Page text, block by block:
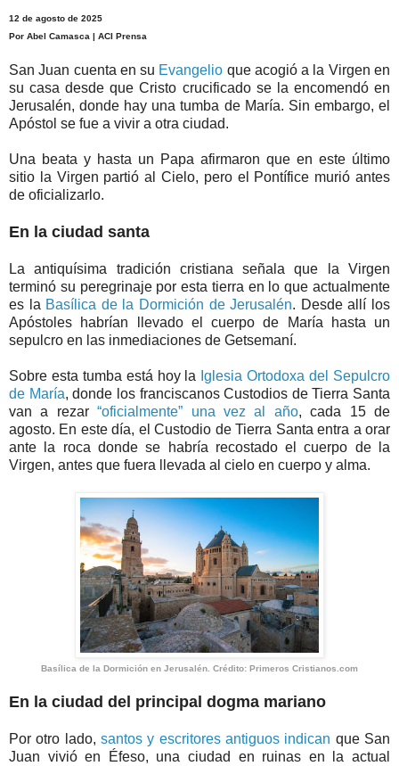
12 de agosto de 2025
Por Abel Camasca | ACI Prensa
San Juan cuenta en su Evangelio que acogió a la Virgen en
su casa desde que Cristo crucificado se la encomendó en
Jerusalén, donde hay una tumba de María. Sin embargo, el
Apóstol se fue a vivir a otra ciudad.
Una beata y hasta un Papa afirmaron que en este último
sitio la Virgen partió al Cielo, pero el Pontífice murió antes
de oficializarlo.
En la ciudad santa
La antiquísima tradición cristiana señala que la Virgen
terminó su peregrinaje por esta tierra en lo que actualmente
es la Basílica de la Dormición de Jerusalén. Desde allí los
Apóstoles habrían llevado el cuerpo de María hasta un
sepulcro en las inmediaciones de Getsemaní.
Sobre esta tumba está hoy la Iglesia Ortodoxa del Sepulcro
de María, donde los franciscanos Custodios de Tierra Santa
van a rezar“oficialmente” una vez al año, cada 15 de
agosto. En este día, el Custodio de Tierra Santa entra a orar
ante la roca donde se habría recostado el cuerpo de la
Virgen, antes que fuera llevada al cielo en cuerpo y alma.
Basílica de la Dormición en Jerusalén. Crédito: Primeros Cristianos.com
En la ciudad del principal dogma mariano
Por otro lado, santos y escritores antiguos indican que San
Juan vivió en Éfeso, una ciudad en ruinas en la actual